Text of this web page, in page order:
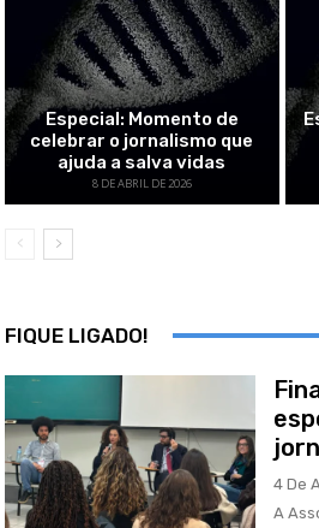
Especial: Momento de
celebrar o jornalismo que
ajuda a salva vidas
8 DE ABRIL DE 2026
FIQUE LIGADO!
4 De
A